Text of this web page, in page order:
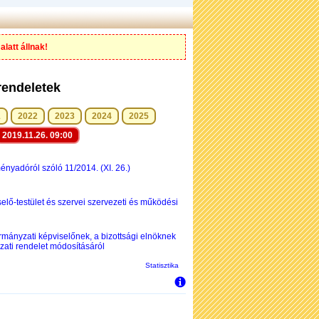
állnak!
2022 2023 2024
2025
2019.11.26. 09:00
szóló 11/2014. (XI. 26.)
testület és szervei szervezeti és működési
képviselőnek, a bizottsági elnöknek
rendelet módosításáról
Statisztika